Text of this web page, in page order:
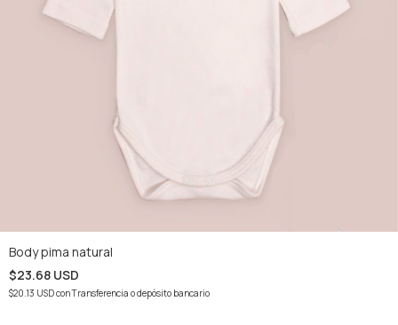
Body pima natural
$23.68 USD
$20.13 USDconTransferencia o depósito bancario